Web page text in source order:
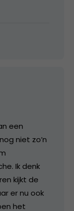
een
niet zo’n
Ik denk
kijkt de
er nu ook
het